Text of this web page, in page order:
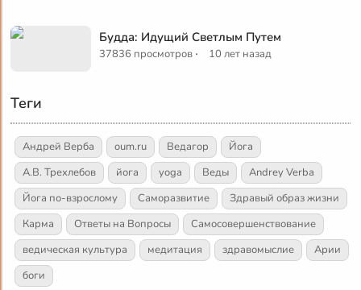
Будда: Идущий Светлым Путем
37836 просмотров · 10 лет назад
Теги
Андрей Верба oum.ru Ведагор
Йога
А.В. Трехлебов
йога yoga Веды
Andrey Verba
Йога по-взрослому
Саморазвитие
Здравый образ жизни
Карма
Ответы на Вопросы
Самосовершенствование
ведическая культура
медитация здравомыслие
Арии
боги